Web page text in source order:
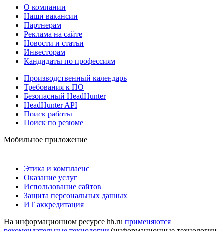
О компании
Наши вакансии
Партнерам
Реклама на сайте
Новости и статьи
Инвесторам
Кандидаты по профессиям
Производственный календарь
Требования к ПО
Безопасный HeadHunter
HeadHunter API
Поиск работы
Поиск по резюме
Мобильное приложение
Этика и комплаенс
Оказание услуг
Использование сайтов
Защита персональных данных
ИТ аккредитация
На информационном ресурсе hh.ru применяются